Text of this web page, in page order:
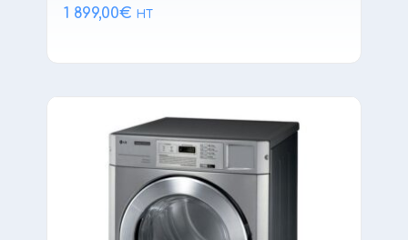
1 899,00€ HT